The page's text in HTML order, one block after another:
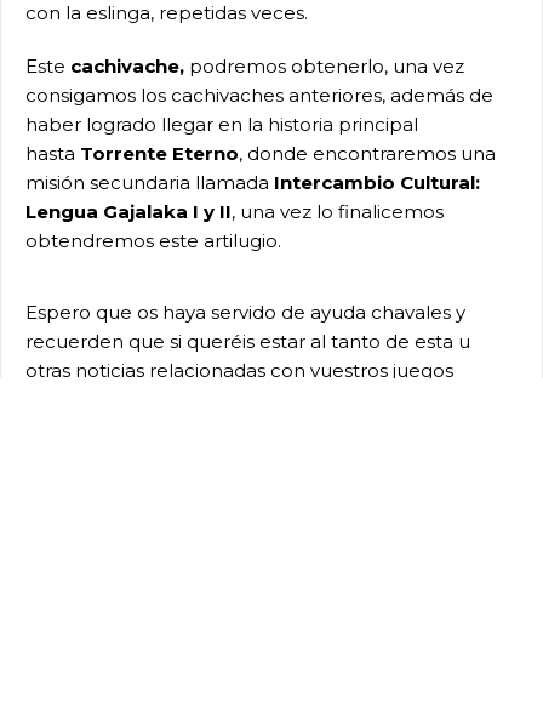
con la eslinga, repetidas veces.
Este cachivache, podremos obtenerlo, una vez
consigamos los cachivaches anteriores, además de
haber logrado llegar en la historia principal
hasta Torrente Eterno, donde encontraremos una
misión secundaria llamada Intercambio Cultural:
Lengua Gajalaka I y II, una vez lo finalicemos
obtendremos este artilugio.
Espero que os haya servido de ayuda chavales y
recuerden que si queréis estar al tanto de esta u
otras noticias relacionadas con vuestros juegos